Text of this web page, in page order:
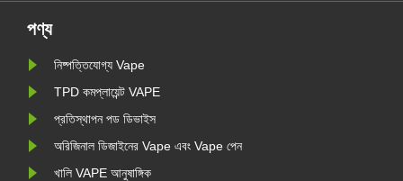
পণ্য
নিষ্পত্তিযোগ্য Vape
TPD কমপ্লায়েন্ট VAPE
প্রতিস্থাপন পড ডিভাইস
অরিজিনাল ডিজাইনের Vape এবং Vape পেন
খালি VAPE আনুষাঙ্গিক